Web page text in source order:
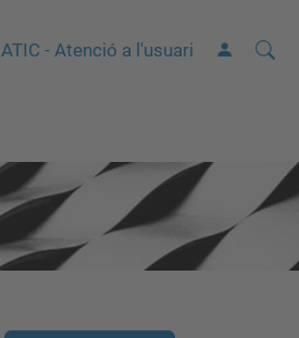
ATIC - Atenció a l'usuari Cerca
C
a